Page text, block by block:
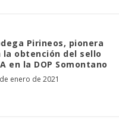
Pirineos, pionera
la obtención del sello
en la DOP Somontano
enero de 2021